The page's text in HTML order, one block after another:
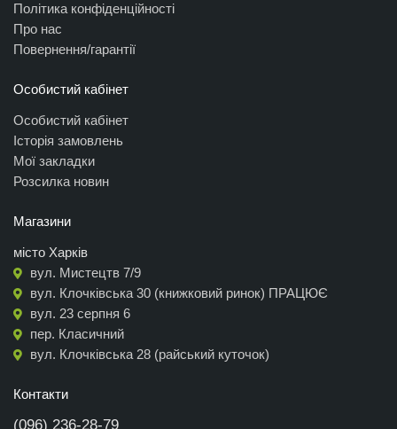
Політика конфіденційності
Про нас
Повернення/гарантії
Особистий кабінет
Особистий кабінет
Історія замовлень
Мої закладки
Розсилка новин
Магазини
місто Харків
вул. Мистецтв 7/9
вул. Клочківська 30 (книжковий ринок) ПРАЦЮЄ
вул. 23 серпня 6
пер. Класичний
вул. Клочківська 28 (райський куточок)
Контакти
(096) 236-28-79